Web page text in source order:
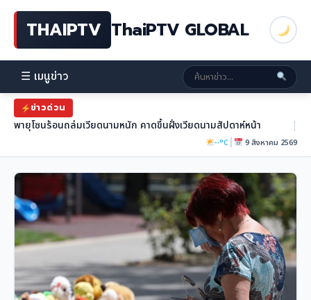
THAIPTV ThaiPTV GLOBAL
☰ เมนูข่าว
ข่าวด่วน
พายุโซนร้อนถล่มเวียดนามหนัก คาดขึ้นฝั่งเวียดนามสัปดาห์หน้า |
--°C| 9 สิงหาคม 2569